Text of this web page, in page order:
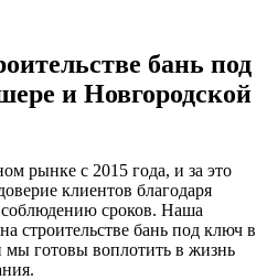
бань под
и Новгородской
рынке с 2015 года, и за это
клиентов благодаря
соблюдению сроков. Наша
строительстве бань под ключ в
мы готовы воплотить в жизнь